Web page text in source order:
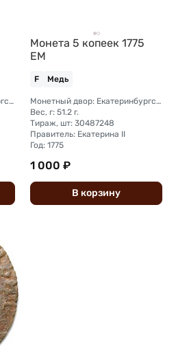
Монетный двор: Екатеринбургский монетный двор
Монета 5 копеек 1775
ЕМ
F Медь
Монетный двор: Екатеринбургский монетный двор
Вес, г: 51.2 г.
Тираж, шт: 30487248
Правитель: Екатерина II
Год: 1775
1 000 ₽
В корзину